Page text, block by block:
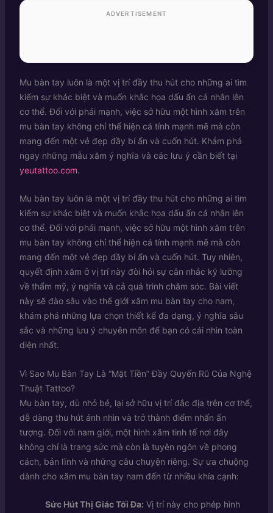
ADVERTISEMENT
Mu bàn tay luôn là một vị trí đầy thu hút cho những ai tìm
kiếm sự khác biệt và muốn khắc họa dấu ấn cá nhân lên
cơ thể. Đối với phái mạnh, việc sở hữu một hình xăm trên
mu bàn tay không chỉ thể hiện cá tính mạnh mẽ mà còn
mang đến một vẻ đẹp đầy bí ẩn và cuốn hút. Khám phá
ngay những mẫu xăm ý nghĩa và các lưu ý cần biết tại
yeutattoo.com.
Mu bàn tay luôn là một vị trí đầy thu hút cho những ai tìm
kiếm sự khác biệt và muốn khắc họa dấu ấn cá nhân lên
cơ thể. Đối với phái mạnh, việc sở hữu một hình xăm trên
mu bàn tay không chỉ thể hiện cá tính mạnh mẽ mà còn
mang đến một vẻ đẹp đầy bí ẩn và cuốn hút. Tuy nhiên,
quyết định xăm ở vị trí này đòi hỏi sự cân nhắc kỹ lưỡng
về thẩm mỹ, ý nghĩa và cả quá trình chăm sóc. Bài viết
này sẽ đào sâu vào thế giới xăm mu bàn tay cho nam,
khám phá những lựa chọn thiết kế đa dạng, ý nghĩa sâu
sắc và những lưu ý chuyên môn để bạn có cái nhìn toàn
diện nhất.
Vì Sao Mu Bàn Tay Là “Mặt Tiền” Đầy Quyến Rũ Của Nghệ
Thuật Tattoo?
Mu bàn tay, dù nhỏ bé, lại sở hữu vị trí đắc địa trên cơ thể,
dễ dàng thu hút ánh nhìn và trở thành điểm nhấn ấn
tượng. Đối với nam giới, một hình xăm tinh tế nơi đây
không chỉ là trang sức mà còn là tuyên ngôn về phong
cách, bản lĩnh và những câu chuyện riêng. Sự ưa chuộng
dành cho xăm mu bàn tay nam đến từ nhiều khía cạnh:
Sức Hút Thị Giác Tối Đa: Vị trí này cho phép hình